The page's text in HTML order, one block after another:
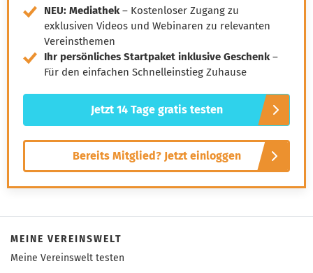
NEU: Mediathek– Kostenloser Zugang zu
exklusiven Videos und Webinaren zu relevanten
Vereinsthemen
Ihr persönliches Startpaket inklusive Geschenk–
Für den einfachen Schnelleinstieg Zuhause
Jetzt 14 Tage gratis testen
Bereits Mitglied? Jetzt einloggen
MEINE VEREINSWELT
Meine Vereinswelt testen
Wissen von Vero Ihr KI-Agent
Hallo, ich bin Vero Ihr digitaler Vereinshelfer in Meine
Vereinswelt. Ich gebe Ihnen schnell Antworten aus dem
einmal nicht weiterweiß, können Sie sich jederzeit an
unsere 14 Experten wenden – sie stehen Ihnen persönlich
mit Rat und Tat zur Seite.